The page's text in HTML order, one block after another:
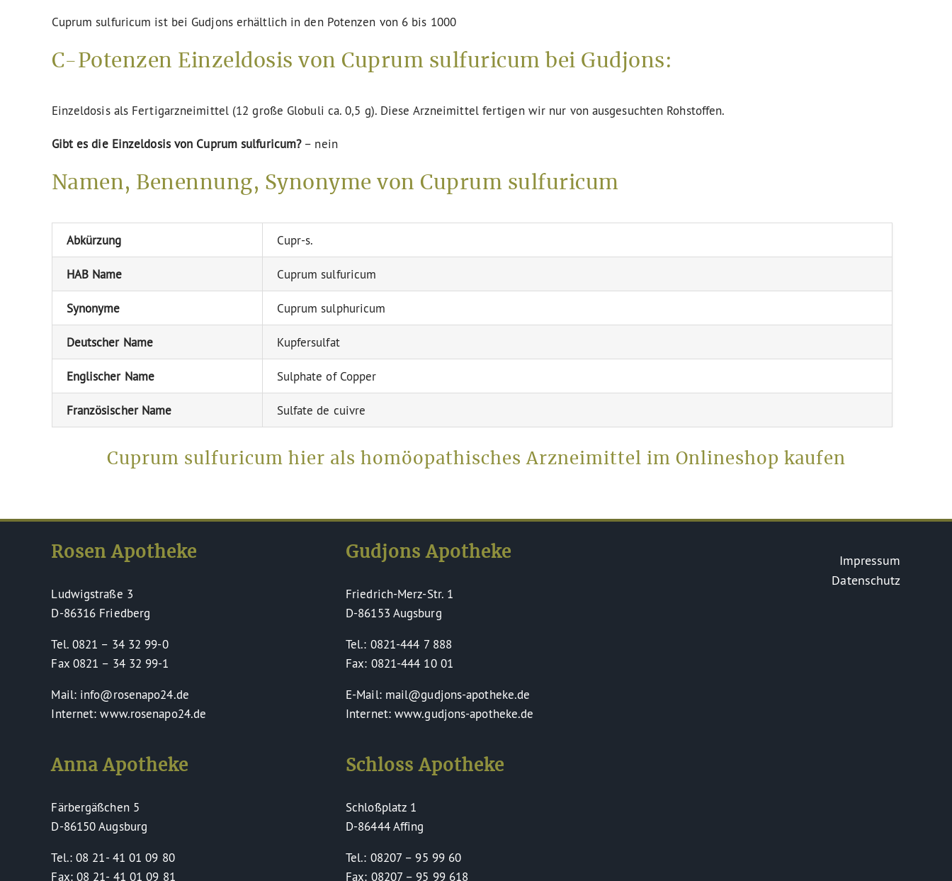
Cuprum sulfuricum ist bei Gudjons erhältlich in den Potenzen von 6 bis 1000
C-Potenzen Einzeldosis von Cuprum sulfuricum bei Gudjons:
Einzeldosis als Fertigarzneimittel (12 große Globuli ca. 0,5 g). Diese Arzneimittel fertigen wir nur von ausgesuchten Rohstoffen.
Gibt es die Einzeldosis von Cuprum sulfuricum?– nein
Namen, Benennung, Synonyme von Cuprum sulfuricum
Abkürzung Cupr-s.
HAB Name Cuprum sulfuricum
Synonyme Cuprum sulphuricum
Deutscher Name Kupfersulfat
Englischer Name Sulphate of Copper
Französischer Name Sulfate de cuivre
Cuprum sulfuricum hier als homöopathisches Arzneimittel im Onlineshop kaufen
Rosen Apotheke
Ludwigstraße 3
D-86316 Friedberg
Tel. 0821 – 34 32 99-0
Fax 0821 – 34 32 99-1
Mail: info@rosenapo24.de
Internet: www.rosenapo24.de
Anna Apotheke
Färbergäßchen 5
D-86150 Augsburg
Tel.: 08 21- 41 01 09 80
Fax: 08 21- 41 01 09 81
Gudjons Apotheke
Friedrich-Merz-Str. 1
D-86153 Augsburg
Tel.: 0821-444 7 888
Fax: 0821-444 10 01
E-Mail: mail@gudjons-apotheke.de
Internet: www.gudjons-apotheke.de
Schloss Apotheke
Schloßplatz 1
D-86444 Affing
Tel.: 08207 – 95 99 60
Fax: 08207 – 95 99 618
Impressum
Datenschutz